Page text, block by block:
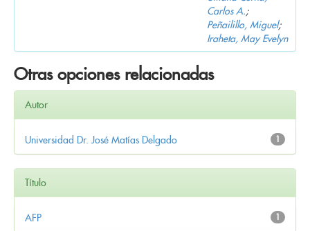
Carlos A.;
Peñailillo, Miguel;
Iraheta, May Evelyn
Otras opciones relacionadas
Autor
1
Universidad Dr. José Matías Delgado
Título
1
AFP